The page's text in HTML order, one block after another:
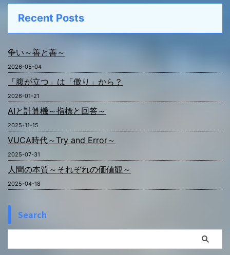
Recent Posts
争い～善と善～
2026-05-04
「腹が立つ」は「傲り」から？
2026-01-21
AIと計算機～指標と回答～
2025-11-15
VUCA時代～Try and Error～
2025-07-31
人間の本質～それぞれの価値観～
2025-04-18
Search